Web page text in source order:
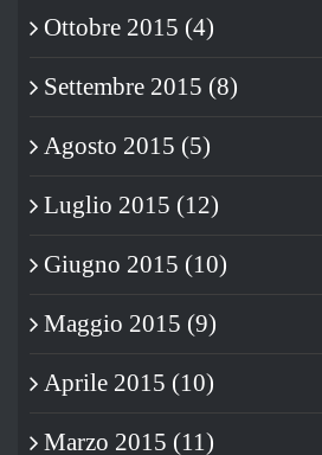
Ottobre 2015 (4)
Settembre 2015 (8)
Agosto 2015 (5)
Luglio 2015 (12)
Giugno 2015 (10)
Maggio 2015 (9)
Aprile 2015 (10)
Marzo 2015 (11)